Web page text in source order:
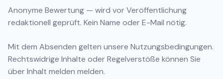
Anonyme Bewertung — wird vor Veröffentlichung
redaktionell geprüft. Kein Name oder E-Mail nötig.
Mit dem Absenden gelten unsere Nutzungsbedingungen.
Rechtswidrige Inhalte oder Regelverstöße können Sie
überInhalt melden melden.